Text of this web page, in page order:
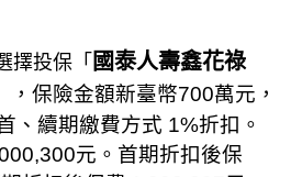
擇投保 「 國泰人壽鑫花祿
，保險金額新臺幣700萬元，
、續期繳費方式 1%折扣。
元。首期折扣後保